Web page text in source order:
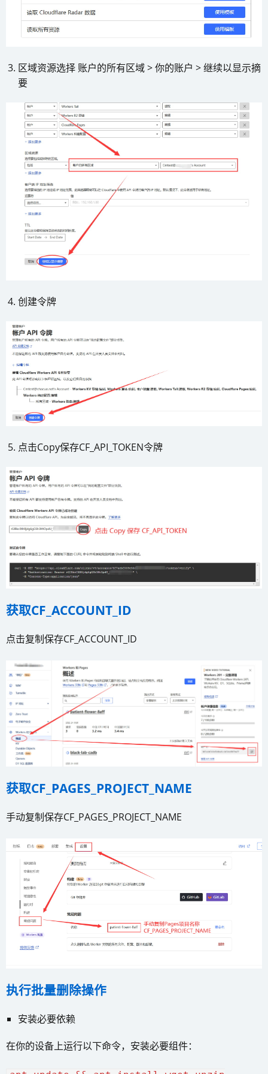
区域资源选择 账户的所有区域 > 你的账户 > 继续以显示摘
要
创建令牌
点击Copy保存CF_API_TOKEN令牌
获取CF_ACCOUNT_ID
点击复制保存CF_ACCOUNT_ID
获取CF_PAGES_PROJECT_NAME
手动复制保存CF_PAGES_PROJECT_NAME
执行批量删除操作
安装必要依赖
在你的设备上运行以下命令，安装必要组件：